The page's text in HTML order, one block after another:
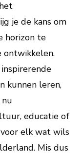
je de kans om
horizon te
ontwikkelen.
kunnen leren,
educatie of
elk wat wils
Mis dus